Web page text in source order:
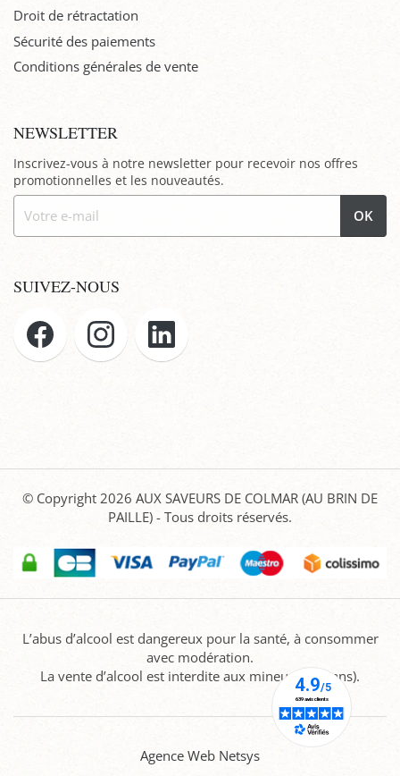
Droit de rétractation
Sécurité des paiements
Conditions générales de vente
NEWSLETTER
Inscrivez-vous à notre newsletter pour recevoir nos offres
promotionnelles et les nouveautés.
OK
SUIVEZ-NOUS
© Copyright 2026 AUX SAVEURS DE COLMAR (AU BRIN DE
PAILLE) - Tous droits réservés.
L’abus d’alcool est dangereux pour la santé, à consommer
avec modération.
La vente d’alcool est interdite aux mineurs (-18 ans).
Agence Web Netsys